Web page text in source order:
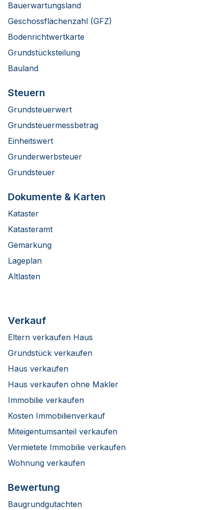
Bauerwartungsland
Geschossflächenzahl (GFZ)
Bodenrichtwertkarte
Grundstücksteilung
Bauland
Steuern
Grundsteuerwert
Grundsteuermessbetrag
Einheitswert
Grunderwerbsteuer
Grundsteuer
Dokumente & Karten
Kataster
Katasteramt
Gemarkung
Lageplan
Altlasten
Verkauf
Eltern verkaufen Haus
Grundstück verkaufen
Haus verkaufen
Haus verkaufen ohne Makler
Immobilie verkaufen
Kosten Immobilienverkauf
Miteigentumsanteil verkaufen
Vermietete Immobilie verkaufen
Wohnung verkaufen
Bewertung
Baugrundgutachten